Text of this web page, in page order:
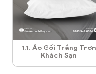
1.1. Áo Gối Trắng Trơn
Khách Sạn